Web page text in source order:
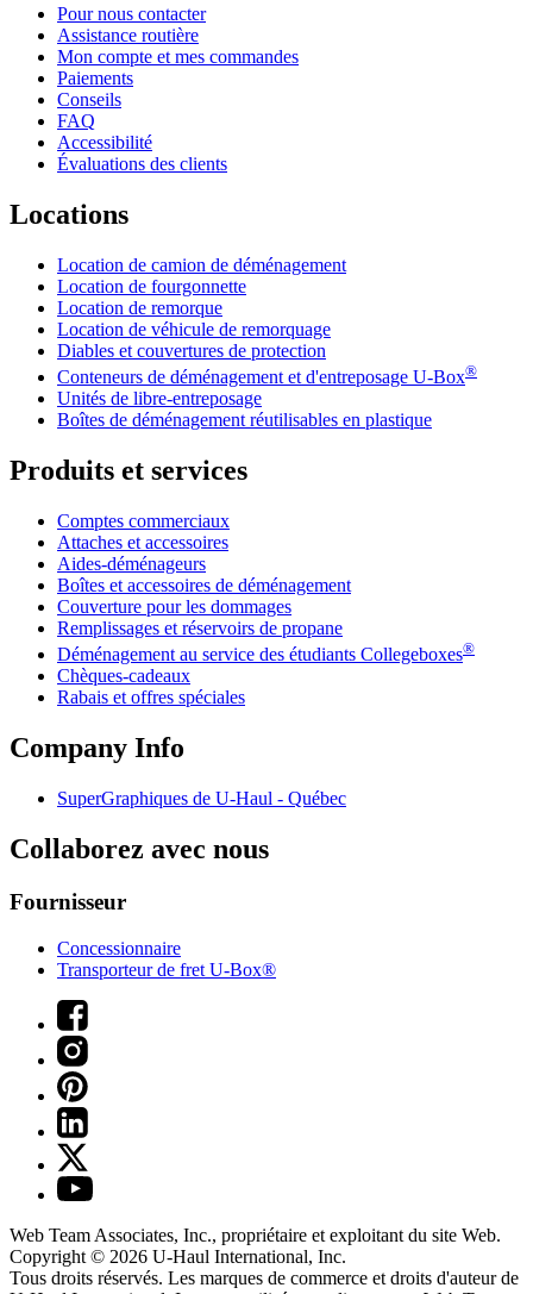
Pour nous contacter
Assistance routière
Mon compte et mes commandes
Paiements
Conseils
FAQ
Accessibilité
Évaluations des clients
Locations
Location de camion de déménagement
Location de fourgonnette
Location de remorque
Location de véhicule de remorquage
Diables et couvertures de protection
Conteneurs de déménagement et d'entreposage U-Box®
Unités de libre-entreposage
Boîtes de déménagement réutilisables en plastique
Produits et services
Comptes commerciaux
Attaches et accessoires
Aides-déménageurs
Boîtes et accessoires de déménagement
Couverture pour les dommages
Remplissages et réservoirs de propane
Déménagement au service des étudiants Collegeboxes®
Chèques-cadeaux
Rabais et offres spéciales
Company Info
SuperGraphiques de U-Haul - Québec
Collaborez avec nous
Fournisseur
Concessionnaire
Transporteur de fret U-Box®
Web Team Associates, Inc., propriétaire et exploitant du site Web.
Copyright © 2026 U-Haul International, Inc.
Tous droits réservés. Les marques de commerce et droits d'auteur de